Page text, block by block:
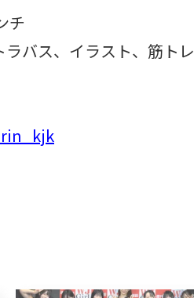
チ
バス、イラスト、筋トレ